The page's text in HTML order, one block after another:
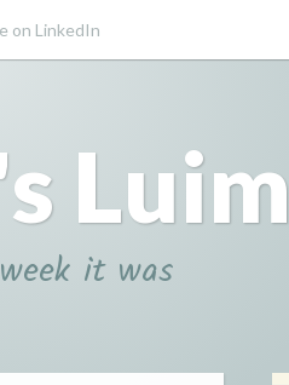
on LinkedIn
Luim
it was